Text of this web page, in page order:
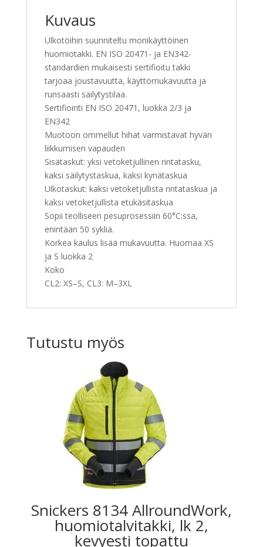
Kuvaus
Ulkotöihin suunniteltu monikäyttöinen
huomiotakki. EN ISO 20471- ja EN342-
standardien mukaisesti sertifioitu takki
tarjoaa joustavuutta, käyttömukavuutta ja
runsaasti säilytystilaa.
Sertifiointi EN ISO 20471, luokka 2/3 ja
EN342
Muotoon ommellut hihat varmistavat hyvän
liikkumisen vapauden
Sisätaskut: yksi vetoketjullinen rintatasku,
kaksi säilytystaskua, kaksi kynätaskua
Ulkotaskut: kaksi vetoketjullista rintataskua ja
kaksi vetoketjullista etukäsitaskua
Sopii teolliseen pesuprosessiin 60°C:ssa,
enintään 50 sykliä.
Korkea kaulus lisää mukavuutta. Huomaa XS
ja S luokka 2
Koko
CL2: XS–S, CL3: M–3XL
Tutustu myös
Snickers 8134 AllroundWork,
huomiotalvitakki, lk 2,
kevyesti topattu